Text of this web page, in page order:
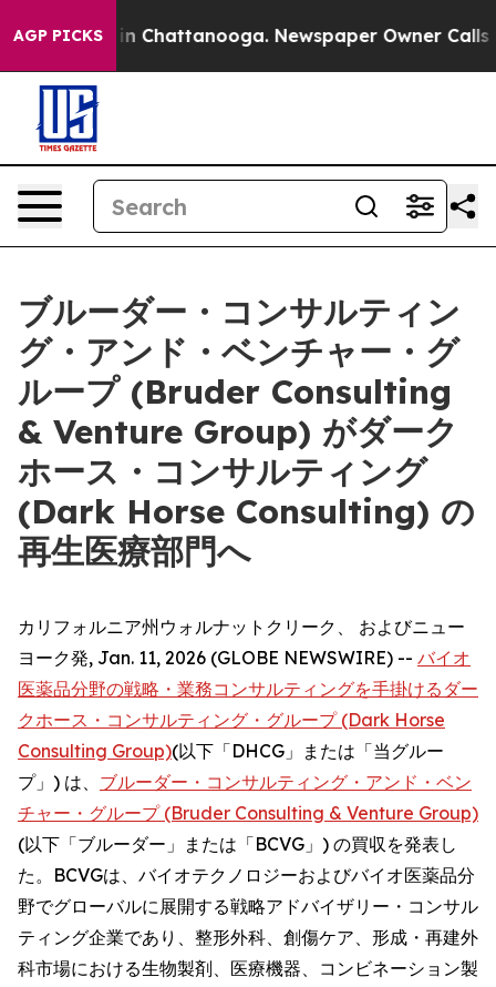
AGP PICKS
Chaos in Chattanooga. Newspaper Owner Calls
ブルーダー・コンサルティン
グ・アンド・ベンチャー・グ
ループ (Bruder Consulting
& Venture Group) がダーク
ホース・コンサルティング
(Dark Horse Consulting) の
再生医療部門へ
カリフォルニア州ウォルナットクリーク、 およびニュー
ヨーク発, Jan. 11, 2026 (GLOBE NEWSWIRE) -- バイオ
医薬品分野の戦略・業務コンサルティングを手掛けるダー
クホース・コンサルティング・グループ (Dark Horse
Consulting Group)(以下「DHCG」または「当グルー
プ」) は、 ブルーダー・コンサルティング・アンド・ベン
チャー・グループ (Bruder Consulting & Venture Group)
(以下「ブルーダー」または「BCVG」) の買収を発表し
た。BCVGは、バイオテクノロジーおよびバイオ医薬品分
野でグローバルに展開する戦略アドバイザリー・コンサル
ティング企業であり、整形外科、創傷ケア、形成・再建外
科市場における生物製剤、医療機器、コンビネーション製